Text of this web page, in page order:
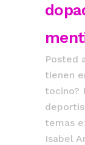
Posted
tienen
tocino?
temas
Isabel